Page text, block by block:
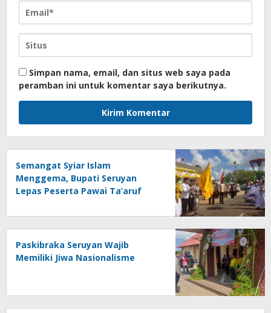
Simpan nama, email, dan situs web saya pada
peramban ini untuk komentar saya berikutnya.
Semangat Syiar Islam
Menggema, Bupati Seruyan
Lepas Peserta Pawai Ta’aruf
Paskibraka Seruyan Wajib
Memiliki Jiwa Nasionalisme